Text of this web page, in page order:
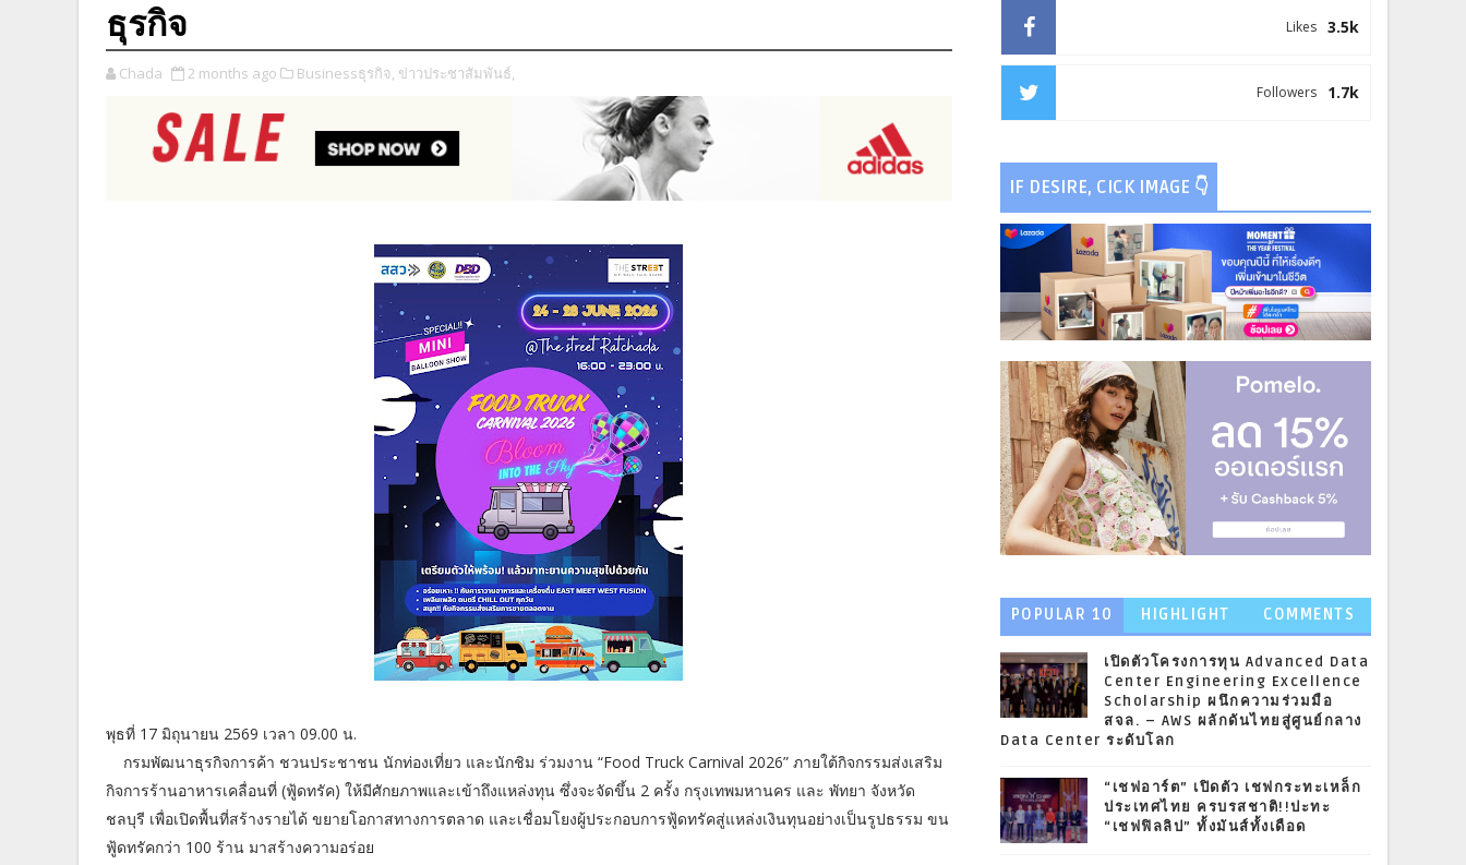
ธุรกิจ
Chada 2 months ago Businessธุรกิจ, ข่าวประชาสัมพันธ์,
พุธที่ 17 มิถุนายน 2569 เวลา 09.00 น.
กรมพัฒนาธุรกิจการค้า ชวนประชาชน นักท่องเที่ยว และนักชิม ร่วมงาน “Food Truck Carnival 2026” ภายใต้กิจกรรมส่งเสริม
กิจการร้านอาหารเคลื่อนที่ (ฟู้ดทรัค) ให้มีศักยภาพและเข้าถึงแหล่งทุน ซึ่งจะจัดขึ้น 2 ครั้ง กรุงเทพมหานคร และ พัทยา จังหวัด
ชลบุรี เพื่อเปิดพื้นที่สร้างรายได้ ขยายโอกาสทางการตลาด และเชื่อมโยงผู้ประกอบการฟู้ดทรัคสู่แหล่งเงินทุนอย่างเป็นรูปธรรม ขน
ฟู้ดทรัคกว่า 100 ร้าน มาสร้างความอร่อย
3.5k
Likes
1.7k
Followers
IF DESIRE, CICK IMAGE 👇
POPULAR 10
HIGHLIGHT
COMMENTS
เปิดตัวโครงการทุน Advanced Data
Center Engineering Excellence
Scholarship ผนึกความร่วมมือ
สจล. – AWS ผลักดันไทยสู่ศูนย์กลาง
Data Center ระดับโลก
“เชฟอาร์ต” เปิดตัว เชฟกระทะเหล็ก
ประเทศไทย ครบรสชาติ!!ปะทะ
“เชฟฟิลลิป” ทั้งมันส์ทั้งเดือด